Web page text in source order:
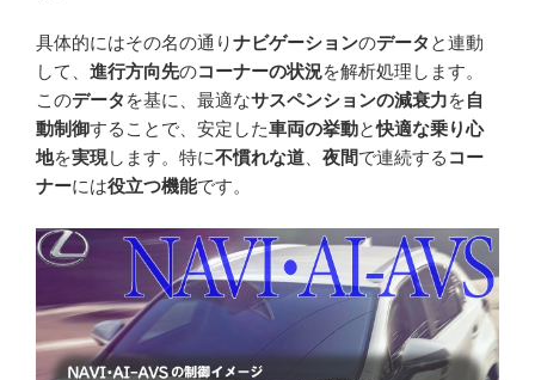
具体的にはその名の通りナビゲーションのデータ と連動
して、 進行方向先のコーナーの状況を解析処理します。
このデータ を基に、最適なサスペンションの減衰力を自
動制御することで、安定した車両の挙動と快適な乗り心
地を実現します。特に不慣れな道 夜間で連続する コー
ナーには役立つ機能です。